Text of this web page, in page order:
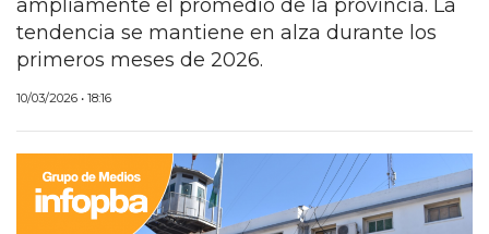
PROVINCIA
PAIS
ULTIMAS NOTICIAS
TEMAS DESTACADOS
ampliamente el promedio de la provincia. La
tendencia se mantiene en alza durante los
primeros meses de 2026.
10/03/2026 • 18:16